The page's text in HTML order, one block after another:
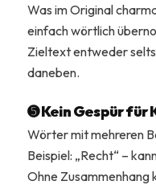
Was im Original
einfach wörtlich
Zieltext entweder
daneben.
➎ Kein Gespür für
Wörter mit mehreren
Beispiel: „Recht“ –
Ohne Zusammenhang